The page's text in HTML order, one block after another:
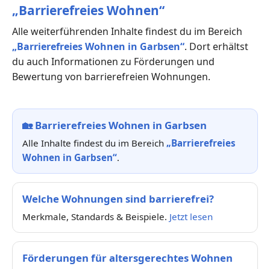
„Barrierefreies Wohnen“
Alle weiterführenden Inhalte findest du im Bereich
„Barrierefreies Wohnen in Garbsen“. Dort erhältst
du auch Informationen zu Förderungen und
Bewertung von barrierefreien Wohnungen.
🏡Barrierefreies Wohnen in Garbsen
Alle Inhalte findest du im Bereich „Barrierefreies
Wohnen in Garbsen“.
Welche Wohnungen sind barrierefrei?
Merkmale, Standards & Beispiele. Jetzt lesen
Förderungen für altersgerechtes Wohnen